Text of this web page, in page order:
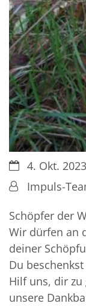
Datum:4. Okt. 2023
Von:Impuls-
Schöpfer der
Wir dürfen an
deiner
Du
Hilf uns, dir zu
unsere